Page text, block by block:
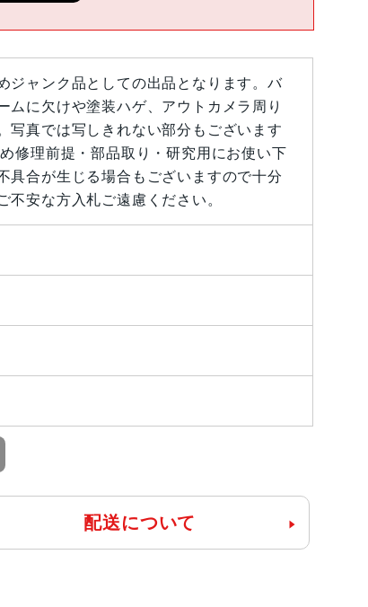
ジャンク品としての出品となります。バ
ムに欠けや塗装ハゲ、アウトカメラ周り
写真では写しきれない部分もございます
修理前提・部品取り・研究用にお使い下
具合が生じる場合もございますので十分
不安な方入札ご遠慮ください。
配送について